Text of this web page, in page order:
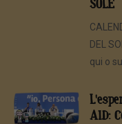
SOLE
DEL
qui o
AID: